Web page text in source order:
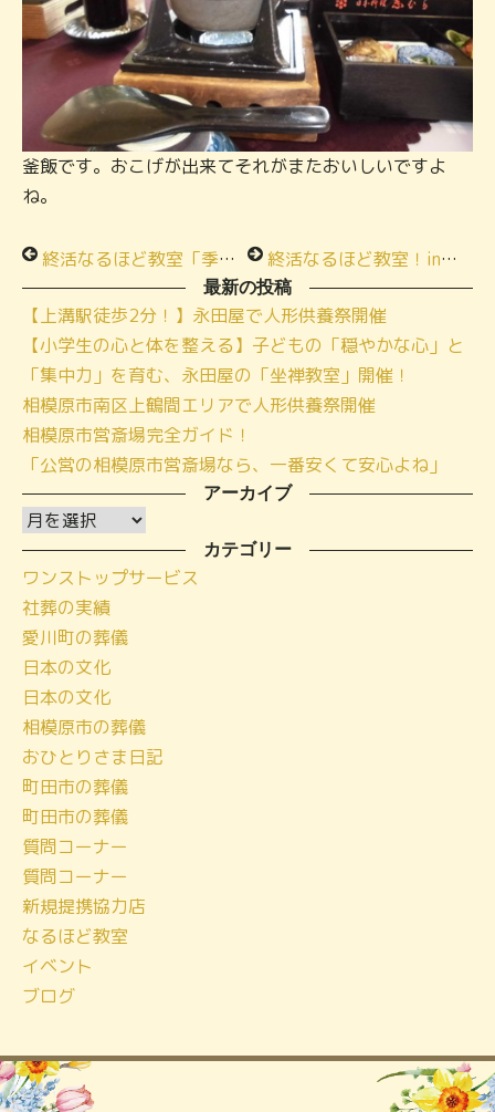
釜飯です。おこげが出来てそれがまたおいしいですよ
ね。
終活なるほど教室「季節の料理お食事会」in小さな家族葬ハウス 終活なるほど教室！in永田屋 橋本
最新の投稿
【上溝駅徒歩2分！】永田屋で人形供養祭開催
【小学生の心と体を整える】子どもの「穏やかな心」と
「集中力」を育む、永田屋の「坐禅教室」開催！
相模原市南区上鶴間エリアで人形供養祭開催
相模原市営斎場完全ガイド！
「公営の相模原市営斎場なら、一番安くて安心よね」
アーカイブ
ア
ー
カ
イ
ブ
カテゴリー
ワンストップサービス
社葬の実績
愛川町の葬儀
日本の文化
日本の文化
相模原市の葬儀
おひとりさま日記
町田市の葬儀
町田市の葬儀
質問コーナー
質問コーナー
新規提携協力店
なるほど教室
イベント
ブログ